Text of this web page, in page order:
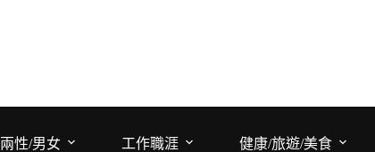
兩性/男女 工作職涯 健康/旅遊/美食